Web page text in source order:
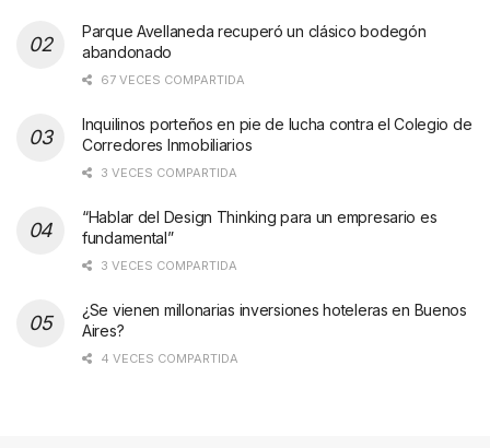
Parque Avellaneda recuperó un clásico bodegón
abandonado
67 VECES COMPARTIDA
Inquilinos porteños en pie de lucha contra el Colegio de
Corredores Inmobiliarios
3 VECES COMPARTIDA
“Hablar del Design Thinking para un empresario es
fundamental”
3 VECES COMPARTIDA
¿Se vienen millonarias inversiones hoteleras en Buenos
Aires?
4 VECES COMPARTIDA